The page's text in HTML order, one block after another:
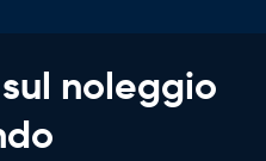
noleggio